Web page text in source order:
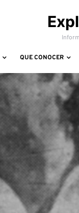
QUE CONOCER